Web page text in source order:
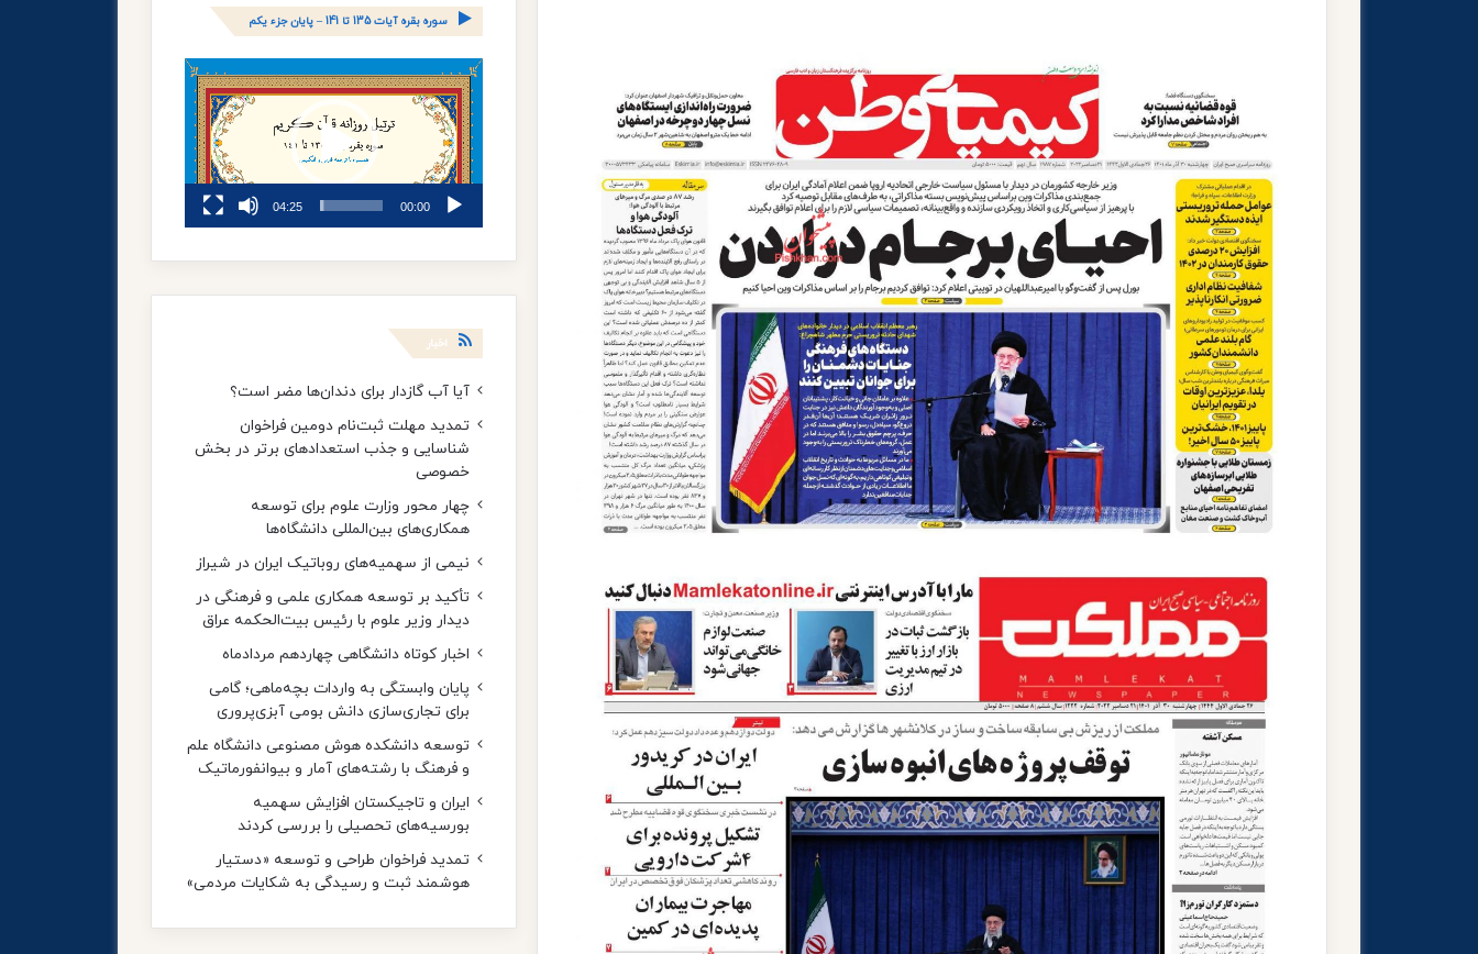
سوره بقره آیات 135 تا 141 – پایان جزء یکم
نمایشگر
ویدیو
00:00
04:25
اخبار
آیا آب گازدار برای دندان‌ها مضر است؟
تمدید مهلت ثبت‌نام دومین فراخوان
شناسایی و جذب استعدادهای برتر در بخش
خصوصی
چهار محور وزارت علوم برای توسعه
همکاری‌های بین‌المللی دانشگاه‌ها
نیمی از سهمیه‌های روباتیک ایران در شیراز
تأکید بر توسعه همکاری‌ علمی و فرهنگی در
دیدار وزیر علوم با رئیس بیت‌الحکمه عراق
اخبار کوتاه دانشگاهی چهاردهم مردادماه
پایان وابستگی به واردات بچه‌ماهی؛ گامی
برای تجاری‌سازی دانش بومی آبزی‌پروری
توسعه دانشکده هوش مصنوعی دانشگاه علم
و فرهنگ با رشته‌های آمار و بیوانفورماتیک
ایران و تاجیکستان افزایش سهمیه
بورسیه‌های تحصیلی را بررسی کردند
تمدید فراخوان طراحی و توسعه «دستیار
هوشمند ثبت و رسیدگی به شکایات مردمی»